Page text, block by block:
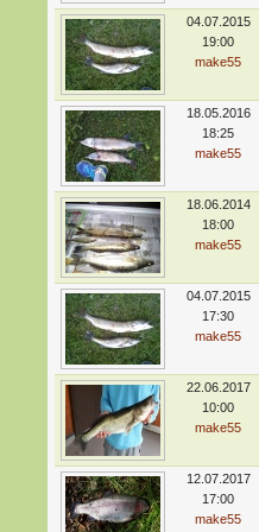
04.07.2015
19:00
make55
18.05.2016
18:25
make55
18.06.2014
18:00
make55
04.07.2015
17:30
make55
22.06.2017
10:00
make55
12.07.2017
17:00
make55